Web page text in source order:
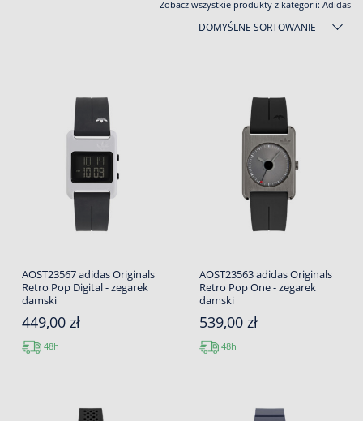
Zobacz wszystkie produkty z kategorii: Adidas
DOMYŚLNE SORTOWANIE
AOST23567 adidas Originals
Retro Pop Digital - zegarek
damski
449,00 zł
48h
AOST23563 adidas Originals
Retro Pop One - zegarek
damski
539,00 zł
48h